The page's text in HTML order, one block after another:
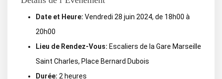
Date et Heure: Vendredi 28 juin 2024, de 18h00 à
20h00
Lieu de Rendez-Vous: Escaliers de la Gare Marseille
Saint Charles, Place Bernard Dubois
Durée: 2 heures